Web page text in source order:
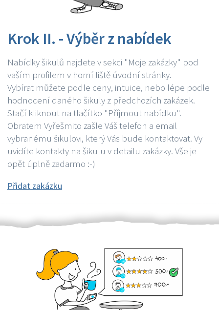
Krok II. - Výběr z nabídek
Nabídky šikulů najdete v sekci "Moje zakázky" pod
vaším profilem v horní liště úvodní stránky.
Vybírat můžete podle ceny, intuice, nebo lépe podle
hodnocení daného šikuly z předchozích zakázek.
Stačí kliknout na tlačítko "Příjmout nabídku".
Obratem Vyřešmito zašle Váš telefon a email
vybranému šikulovi, který Vás bude kontaktovat. Vy
uvidíte kontakty na šikulu v detailu zakázky. Vše je
opět úplně zadarmo :-)
Přidat zakázku